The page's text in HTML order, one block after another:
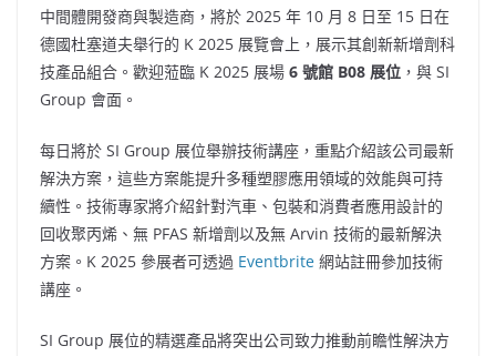
中間體開發商與製造商，將於 2025 年 10 月 8 日至 15 日在
德國杜塞道夫舉行的 K 2025 展覽會上，展示其創新新增劑科
技產品組合。歡迎蒞臨 K 2025 展場 6 號館 B08 展位 ，與 SI
Group 會面。
每日將於 SI Group 展位舉辦技術講座，重點介紹該公司最新
解決方案，這些方案能提升多種塑膠應用領域的效能與可持
續性。技術專家將介紹針對汽車、包裝和消費者應用設計的
回收聚丙烯、無 PFAS 新增劑以及無 Arvin 技術的最新解決
方案。K 2025 參展者可透過 Eventbrite 網站註冊參加技術
講座。
SI Group 展位的精選產品將突出公司致力推動前瞻性解決方